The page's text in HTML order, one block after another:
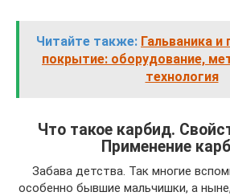
Читайте также: Гальваника и
покрытие: оборудование,
технология
Что такое карбид.
Применение
Забава детства. Так многие
особенно бывшие мальчишки, а